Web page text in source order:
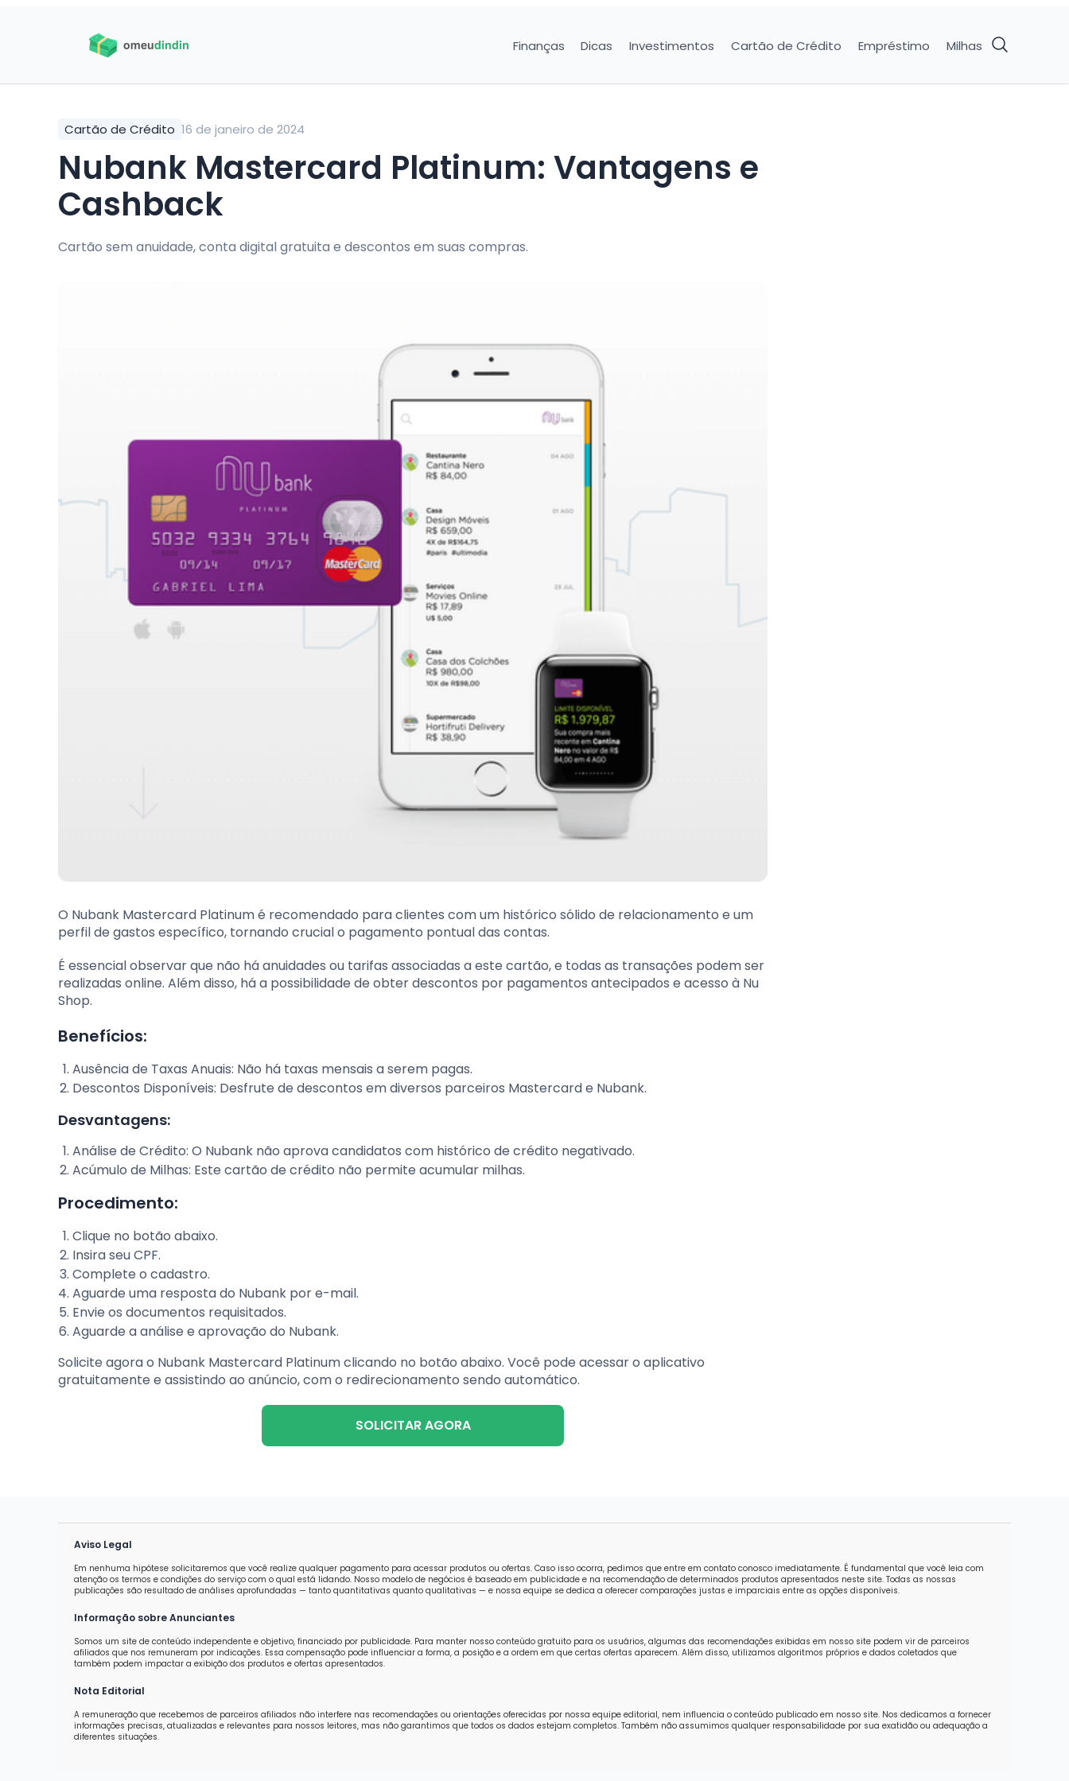
Finanças Dicas Investimentos Cartão de Crédito Empréstimo Milhas
Cartão de Crédito 16 de janeiro de 2024
Nubank Mastercard Platinum: Vantagens e
Cashback
Cartão sem anuidade, conta digital gratuita e descontos em suas compras.
O Nubank Mastercard Platinum é recomendado para clientes com um histórico sólido de relacionamento e um
perfil de gastos específico, tornando crucial o pagamento pontual das contas.
É essencial observar que não há anuidades ou tarifas associadas a este cartão, e todas as transações podem ser
realizadas online. Além disso, há a possibilidade de obter descontos por pagamentos antecipados e acesso à Nu
Shop.
Benefícios:
Ausência de Taxas Anuais: Não há taxas mensais a serem pagas.
Descontos Disponíveis: Desfrute de descontos em diversos parceiros Mastercard e Nubank.
Desvantagens:
Análise de Crédito: O Nubank não aprova candidatos com histórico de crédito negativado.
Acúmulo de Milhas: Este cartão de crédito não permite acumular milhas.
Procedimento:
Clique no botão abaixo.
Insira seu CPF.
Complete o cadastro.
Aguarde uma resposta do Nubank por e-mail.
Envie os documentos requisitados.
Aguarde a análise e aprovação do Nubank.
Solicite agora o Nubank Mastercard Platinum clicando no botão abaixo. Você pode acessar o aplicativo
gratuitamente e assistindo ao anúncio, com o redirecionamento sendo automático.
SOLICITAR AGORA
Aviso Legal
Em nenhuma hipótese solicitaremos que você realize qualquer pagamento para acessar produtos ou ofertas. Caso isso ocorra, pedimos que entre em contato conosco imediatamente. É fundamental que você leia com
atenção os termos e condições do serviço com o qual está lidando. Nosso modelo de negócios é baseado em publicidade e na recomendação de determinados produtos apresentados neste site. Todas as nossas
publicações são resultado de análises aprofundadas — tanto quantitativas quanto qualitativas — e nossa equipe se dedica a oferecer comparações justas e imparciais entre as opções disponíveis.
Informação sobre Anunciantes
Somos um site de conteúdo independente e objetivo, financiado por publicidade. Para manter nosso conteúdo gratuito para os usuários, algumas das recomendações exibidas em nosso site podem vir de parceiros
afiliados que nos remuneram por indicações. Essa compensação pode influenciar a forma, a posição e a ordem em que certas ofertas aparecem. Além disso, utilizamos algoritmos próprios e dados coletados que
também podem impactar a exibição dos produtos e ofertas apresentados.
Nota Editorial
A remuneração que recebemos de parceiros afiliados não interfere nas recomendações ou orientações oferecidas por nossa equipe editorial, nem influencia o conteúdo publicado em nosso site. Nos dedicamos a fornecer
informações precisas, atualizadas e relevantes para nossos leitores, mas não garantimos que todos os dados estejam completos. Também não assumimos qualquer responsabilidade por sua exatidão ou adequação a
diferentes situações.